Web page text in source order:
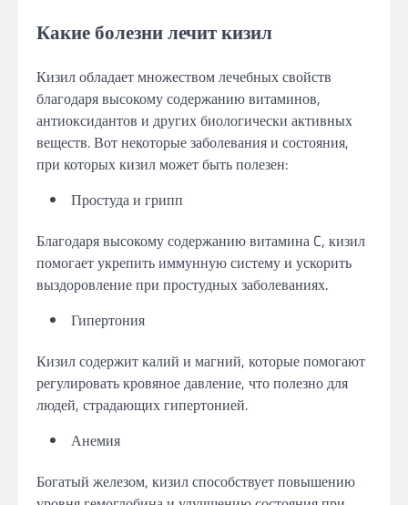
Какие болезни лечит кизил
Кизил обладает множеством лечебных свойств
благодаря высокому содержанию витаминов,
антиоксидантов и других биологически активных
веществ. Вот некоторые заболевания и состояния,
при которых кизил может быть полезен:
Простуда и грипп
Благодаря высокому содержанию витамина C, кизил
помогает укрепить иммунную систему и ускорить
выздоровление при простудных заболеваниях.
Гипертония
Кизил содержит калий и магний, которые помогают
регулировать кровяное давление, что полезно для
людей, страдающих гипертонией.
Анемия
Богатый железом, кизил способствует повышению